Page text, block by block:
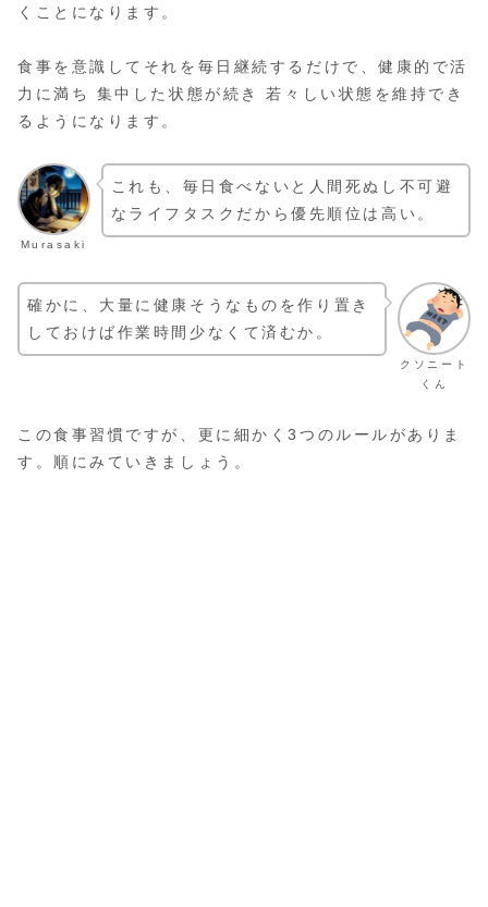
くことになります。
食事を意識してそれを毎日継続するだけで、健康的で活
力に満ち 集中した状態が続き 若々しい状態を維持でき
るようになります。
Murasaki
これも、毎日食べないと人間死ぬし不可避
なライフタスクだから優先順位は高い。
クソニート
くん
確かに、大量に健康そうなものを作り置き
しておけば作業時間少なくて済むか。
この食事習慣ですが、更に細かく3つのルールがありま
す。順にみていきましょう。